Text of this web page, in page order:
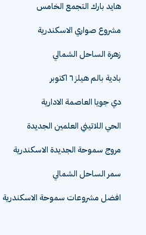
هايد بارك التجمع الخامس
مشروع صواري الاسكندرية
زهرة الساحل الشمالي
بادية بالم هيلز ٦ اكتوبر
دي جويا العاصمة الادارية
الحي اللاتيني العلمين الجديدة
مروج سموحة الجديدة الاسكندرية
سمر الساحل الشمالي
افضل مشروعات سموحة الاسكندرية